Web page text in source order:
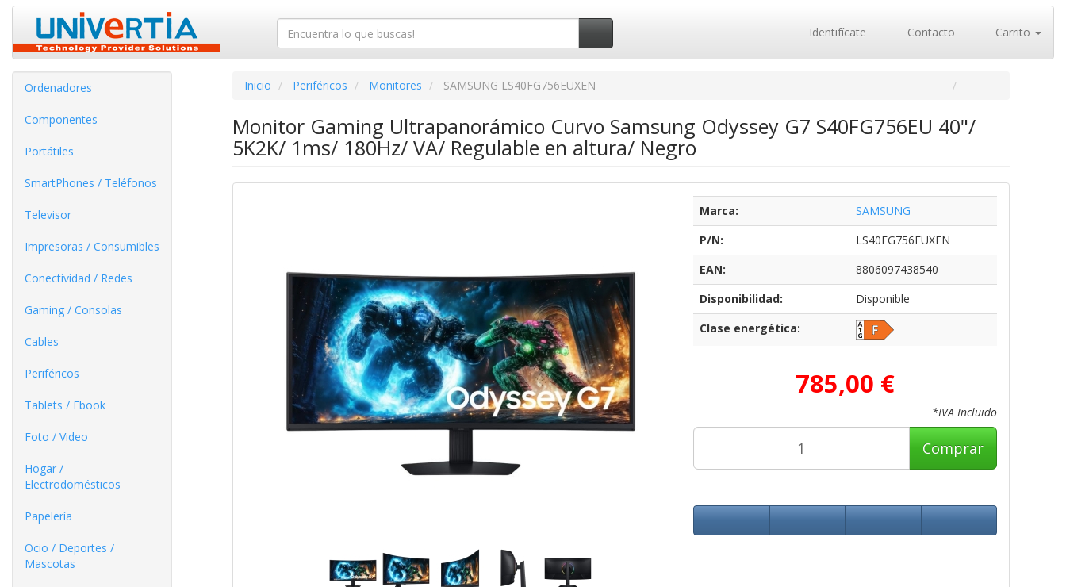
Identifícate Contacto Carrito
Ordenadores
Componentes
Portátiles
SmartPhones / Teléfonos
Televisor
Impresoras / Consumibles
Conectividad / Redes
Gaming / Consolas
Cables
Periféricos
Tablets / Ebook
Foto / Video
Hogar /
Electrodomésticos
Papelería
Ocio / Deportes /
Mascotas
Inicio Periféricos Monitores SAMSUNG LS40FG756EUXEN
Monitor Gaming Ultrapanorámico Curvo Samsung Odyssey G7 S40FG756EU 40"/
5K2K/ 1ms/ 180Hz/ VA/ Regulable en altura/ Negro
Marca:
SAMSUNG
P/N:
LS40FG756EUXEN
EAN:
8806097438540
Disponibilidad:
Disponible
Clase energética:
785,00 €
*IVA Incluido
Comprar